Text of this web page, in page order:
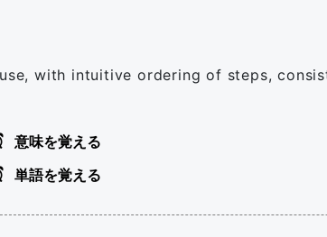
with intuitive ordering of steps,
意味を覚える
単語を覚える